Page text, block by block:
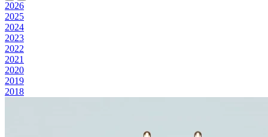
2026
2025
2024
2023
2022
2021
2020
2019
2018